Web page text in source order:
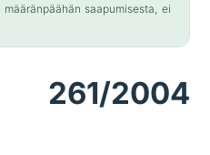
saapumisesta, ei
261/2004